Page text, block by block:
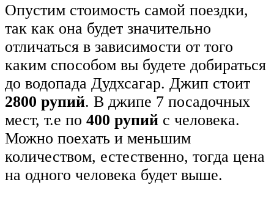
Опустим стоимость самой поездки,
так как она будет значительно
отличаться в зависимости от того
каким способом вы будете добираться
до водопада Дудхсагар. Джип стоит
2800 рупий. В джипе 7 посадочных
мест, т.е по 400 рупий с человека.
Можно поехать и меньшим
количеством, естественно, тогда цена
на одного человека будет выше.